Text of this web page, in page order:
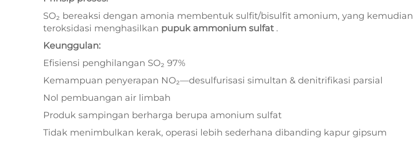
SO₂ bereaksi dengan amonia membentuk sulfit/bisulfit amonium, yang kemudian
teroksidasi menghasilkan pupuk ammonium sulfat .
Keunggulan:
Efisiensi penghilangan SO₂ 97%
Kemampuan penyerapan NO₂—desulfurisasi simultan & denitrifikasi parsial
Nol pembuangan air limbah
Produk sampingan berharga berupa amonium sulfat
Tidak menimbulkan kerak, operasi lebih sederhana dibanding kapur gipsum